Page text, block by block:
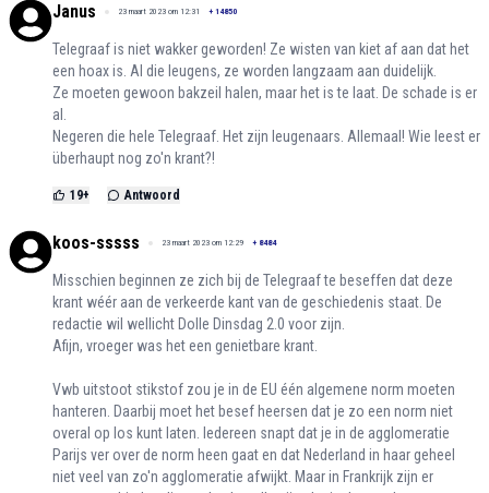
Janus 23 maart 2023 om 12:31 + 14850
Telegraaf is niet wakker geworden! Ze wisten van kiet af aan dat het
een hoax is. Al die leugens, ze worden langzaam aan duidelijk.
Ze moeten gewoon bakzeil halen, maar het is te laat. De schade is er
al.
Negeren die hele Telegraaf. Het zijn leugenaars. Allemaal! Wie leest er
überhaupt nog zo'n krant?!
19+ Antwoord
koos-sssss 23 maart 2023 om 12:29 + 8484
Misschien beginnen ze zich bij de Telegraaf te beseffen dat deze
krant wéér aan de verkeerde kant van de geschiedenis staat. De
redactie wil wellicht Dolle Dinsdag 2.0 voor zijn.
Afijn, vroeger was het een genietbare krant.
Vwb uitstoot stikstof zou je in de EU één algemene norm moeten
hanteren. Daarbij moet het besef heersen dat je zo een norm niet
overal op los kunt laten. Iedereen snapt dat je in de agglomeratie
Parijs ver over de norm heen gaat en dat Nederland in haar geheel
niet veel van zo'n agglomeratie afwijkt. Maar in Frankrijk zijn er